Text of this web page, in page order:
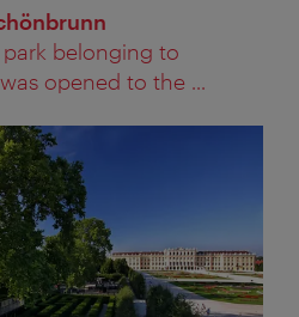
belonging to
opened to the ...